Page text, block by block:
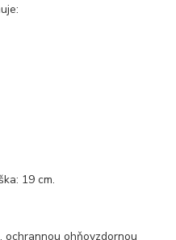
19 cm.
ohňovzdornou